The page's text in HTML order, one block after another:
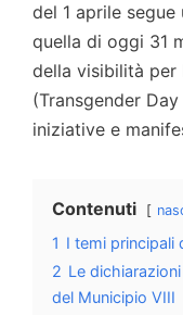
del 1 aprile segue
quella di oggi 31
della visibilità per
(Transgender
iniziative e
Contenuti
1 I temi principali
2 Le
del Municipio VIII